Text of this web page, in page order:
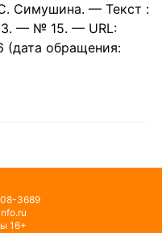
Симушина. — Текст :
— № 15. — URL:
(дата обращения:
3689
16+